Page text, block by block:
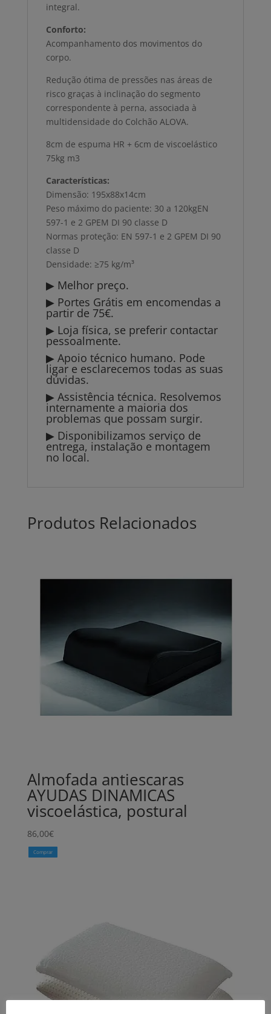
integral.
Conforto:
Acompanhamento dos movimentos do
corpo.
Redução ótima de pressões nas áreas de
risco graças à inclinação do segmento
correspondente à perna, associada à
multidensidade do Colchão ALOVA.
8cm de espuma HR + 6cm de viscoelástico
75kg m3
Características:
Dimensão: 195x88x14cm
Peso máximo do paciente: 30 a 120kgEN
597-1 e 2 GPEM DI 90 classe D
Normas proteção: EN 597-1 e 2 GPEM DI 90
classe D
Densidade: ≥75 kg/m³
▶ Melhor preço.
▶ Portes Grátis em encomendas a
partir de 75€.
▶ Loja física, se preferir contactar
pessoalmente.
▶ Apoio técnico humano. Pode
ligar e esclarecemos todas as suas
dúvidas.
▶ Assistência técnica. Resolvemos
internamente a maioria dos
problemas que possam surgir.
▶ Disponibilizamos serviço de
entrega, instalação e montagem
no local.
Produtos Relacionados
Almofada antiescaras
AYUDAS DINAMICAS
viscoelástica, postural
86,00€
Comprar